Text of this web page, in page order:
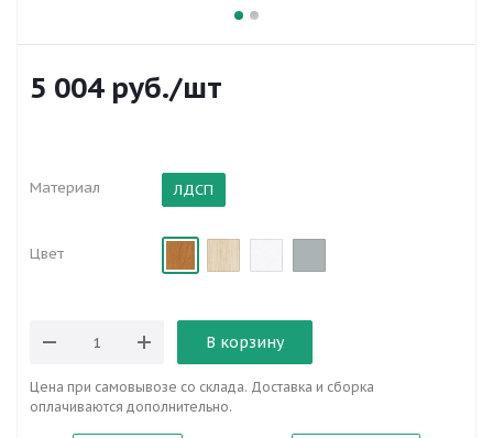
5 004руб./шт
Материал ЛДСП
Цвет
В корзину
Цена при самовывозе со склада. Доставка и сборка
оплачиваются дополнительно.